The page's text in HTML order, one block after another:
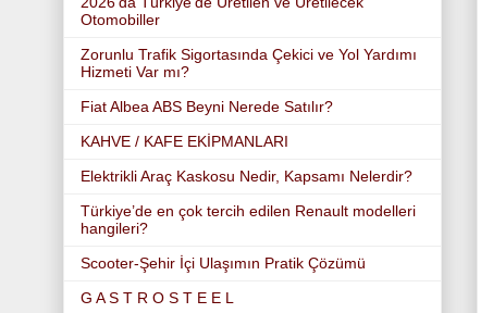
Otomobiller
Zorunlu Trafik Sigortasında Çekici ve Yol Yardımı
Hizmeti Var mı?
Fiat Albea ABS Beyni Nerede Satılır?
KAHVE / KAFE EKİPMANLARI
Elektrikli Araç Kaskosu Nedir, Kapsamı Nelerdir?
Türkiye’de en çok tercih edilen Renault modelleri
hangileri?
Scooter-Şehir İçi Ulaşımın Pratik Çözümü
G A S T R O S T E E L